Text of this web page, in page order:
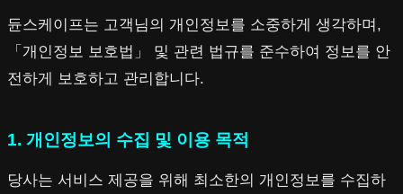
듄스케이프는 고객님의 개인정보를 소중하게 생각하며,
「개인정보 보호법」 및 관련 법규를 준수하여 정보를 안
전하게 보호하고 관리합니다.
1. 개인정보의 수집 및 이용 목적
당사는 서비스 제공을 위해 최소한의 개인정보를 수집하